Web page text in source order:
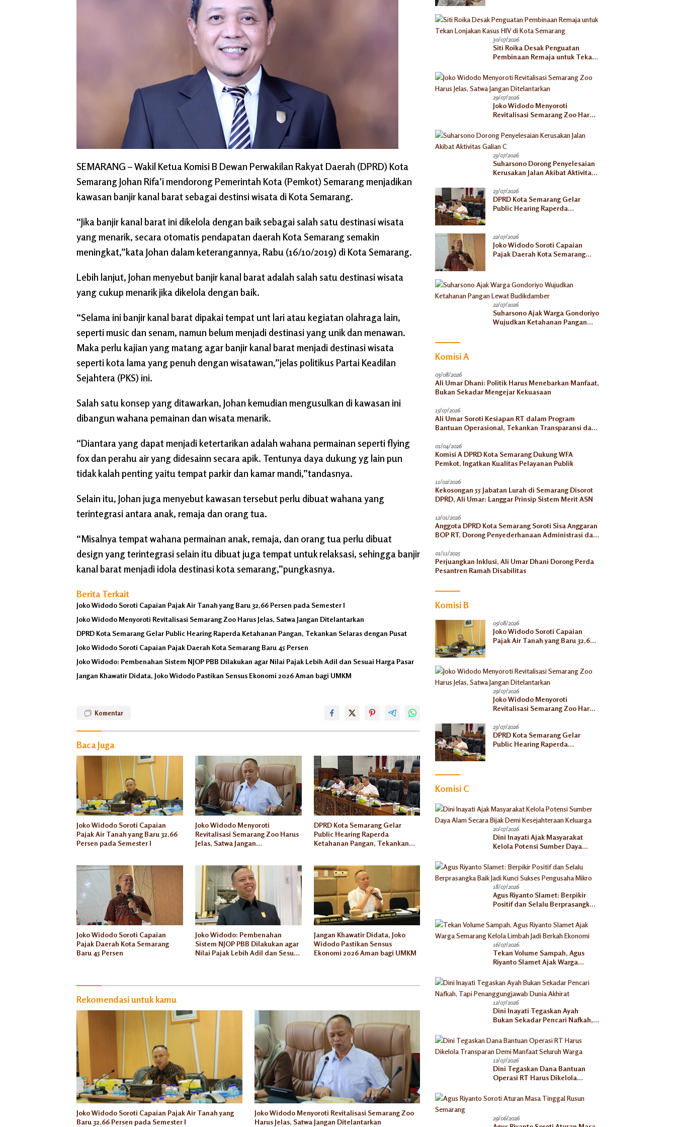
SEMARANG – Wakil Ketua Komisi B Dewan Perwakilan Rakyat Daerah (DPRD) Kota
Semarang Johan Rifa’i mendorong Pemerintah Kota (Pemkot) Semarang menjadikan
kawasan banjir kanal barat sebagai destinsi wisata di Kota Semarang.
“Jika banjir kanal barat ini dikelola dengan baik sebagai salah satu destinasi wisata
yang menarik, secara otomatis pendapatan daerah Kota Semarang semakin
meningkat,”kata Johan dalam keterangannya, Rabu (16/10/2019) di Kota Semarang.
Lebih lanjut, Johan menyebut banjir kanal barat adalah salah satu destinasi wisata
yang cukup menarik jika dikelola dengan baik.
“Selama ini banjir kanal barat dipakai tempat unt lari atau kegiatan olahraga lain,
seperti music dan senam, namun belum menjadi destinasi yang unik dan menawan.
Maka perlu kajian yang matang agar banjir kanal barat menjadi destinasi wisata
seperti kota lama yang penuh dengan wisatawan,”jelas politikus Partai Keadilan
Sejahtera (PKS) ini.
Salah satu konsep yang ditawarkan, Johan kemudian mengusulkan di kawasan ini
dibangun wahana pemainan dan wisata menarik.
“Diantara yang dapat menjadi ketertarikan adalah wahana permainan seperti flying
fox dan perahu air yang didesainn secara apik. Tentunya daya dukung yg lain pun
tidak kalah penting yaitu tempat parkir dan kamar mandi,”tandasnya.
Selain itu, Johan juga menyebut kawasan tersebut perlu dibuat wahana yang
terintegrasi antara anak, remaja dan orang tua.
“Misalnya tempat wahana permainan anak, remaja, dan orang tua perlu dibuat
design yang terintegrasi selain itu dibuat juga tempat untuk relaksasi, sehingga banjir
kanal barat menjadi idola destinasi kota semarang,”pungkasnya.
Berita Terkait
Joko Widodo Soroti Capaian Pajak Air Tanah yang Baru 32,66 Persen pada Semester I
Joko Widodo Menyoroti Revitalisasi Semarang Zoo Harus Jelas, Satwa Jangan Ditelantarkan
DPRD Kota Semarang Gelar Public Hearing Raperda Ketahanan Pangan, Tekankan Selaras dengan Pusat
Joko Widodo Soroti Capaian Pajak Daerah Kota Semarang Baru 45 Persen
Joko Widodo: Pembenahan Sistem NJOP PBB Dilakukan agar Nilai Pajak Lebih Adil dan Sesuai Harga Pasar
Jangan Khawatir Didata, Joko Widodo Pastikan Sensus Ekonomi 2026 Aman bagi UMKM
Kanal
barat
Rifai
Parkir
Permainan
Wahana
Komentar
Baca Juga
Joko Widodo Soroti Capaian
Pajak Air Tanah yang Baru 32,66
Persen pada Semester I
Joko Widodo Menyoroti
Revitalisasi Semarang Zoo Harus
Jelas, Satwa Jangan
DPRD Kota Semarang Gelar
Public Hearing Raperda
Ketahanan Pangan, Tekankan
Joko Widodo Soroti Capaian
Pajak Daerah Kota Semarang
Baru 45 Persen
Joko Widodo: Pembenahan
Sistem NJOP PBB Dilakukan agar
Nilai Pajak Lebih Adil dan Sesuai
Jangan Khawatir Didata, Joko
Widodo Pastikan Sensus
Ekonomi 2026 Aman bagi UMKM
Rekomendasi untuk kamu
Joko Widodo Soroti Capaian Pajak Air Tanah yang
Baru 32,66 Persen pada Semester I
Joko Widodo Menyoroti Revitalisasi Semarang Zoo
Harus Jelas, Satwa Jangan Ditelantarkan
30/07/2026
Siti Roika Desak Penguatan
Pembinaan Remaja untuk Tekan
Semarang
29/07/2026
Joko Widodo Menyoroti
Revitalisasi Semarang Zoo Harus
Ditelantarkan
23/07/2026
Suharsono Dorong Penyelesaian
Kerusakan Jalan Akibat Aktivitas
23/07/2026
DPRD Kota Semarang Gelar
Public Hearing Raperda
22/07/2026
Joko Widodo Soroti Capaian
Pajak Daerah Kota Semarang
22/07/2026
Suharsono Ajak Warga Gondoriyo
Wujudkan Ketahanan Pangan
Komisi A
03/08/2026
Ali Umar Dhani: Politik Harus Menebarkan Manfaat,
Bukan Sekadar Mengejar Kekuasaan
15/07/2026
Ali Umar Soroti Kesiapan RT dalam Program
Bantuan Operasional, Tekankan Transparansi dan
01/04/2026
Komisi A DPRD Kota Semarang Dukung WFA
Pemkot, Ingatkan Kualitas Pelayanan Publik
11/02/2026
Kekosongan 55 Jabatan Lurah di Semarang Disorot
DPRD, Ali Umar: Langgar Prinsip Sistem Merit ASN
12/01/2026
Anggota DPRD Kota Semarang Soroti Sisa Anggaran
BOP RT, Dorong Penyederhanaan Administrasi dan
01/11/2025
Perjuangkan Inklusi, Ali Umar Dhani Dorong Perda
Pesantren Ramah Disabilitas
Komisi B
05/08/2026
Joko Widodo Soroti Capaian
Pajak Air Tanah yang Baru 32,66
29/07/2026
Joko Widodo Menyoroti
Revitalisasi Semarang Zoo Harus
Ditelantarkan
23/07/2026
DPRD Kota Semarang Gelar
Public Hearing Raperda
Komisi C
20/07/2026
Dini Inayati Ajak Masyarakat
Kelola Potensi Sumber Daya
Kesejahteraan Keluarga
18/07/2026
Agus Riyanto Slamet: Berpikir
Positif dan Selalu Berprasangka
Pengusaha Mikro
16/07/2026
Tekan Volume Sampah, Agus
Riyanto Slamet Ajak Warga
Berkah Ekonomi
12/07/2026
Dini Inayati Tegaskan Ayah
Bukan Sekadar Pencari Nafkah,
Akhirat
12/07/2026
Dini Tegaskan Dana Bantuan
Operasi RT Harus Dikelola
Seluruh Warga
29/06/2026